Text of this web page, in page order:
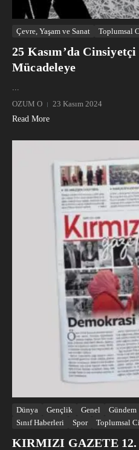
Çevre, Yaşam ve Sanat Toplumsal
25 Kasım’da
Mücadeleye
...
OZUM O
23 Kasım 2024
Read More
Dünya Gençlik Genel Gündem
Sınıf Haberleri
Spor Toplumsal
KIRMIZI GAZETE